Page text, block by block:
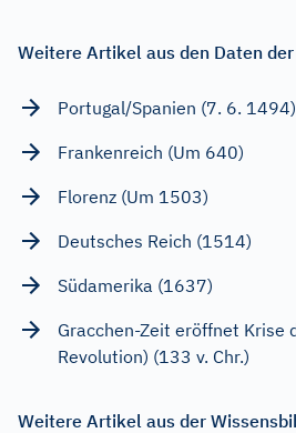
Weitere Artikel aus den Daten
Portugal/Spanien (7. 6. 1494)
Frankenreich (Um 640)
Florenz (Um 1503)
Deutsches Reich (1514)
Südamerika (1637)
Gracchen-Zeit eröffnet Krise
Revolution) (133 v. Chr.)
Weitere Artikel aus der